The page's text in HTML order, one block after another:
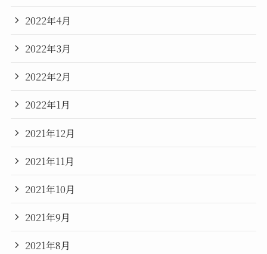
2022年4月
2022年3月
2022年2月
2022年1月
2021年12月
2021年11月
2021年10月
2021年9月
2021年8月